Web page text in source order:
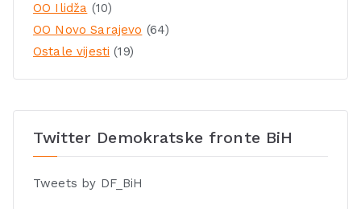
OO Ilidža (10)
OO Novo Sarajevo (64)
Ostale vijesti (19)
Twitter Demokratske fronte BiH
Tweets by DF_BiH